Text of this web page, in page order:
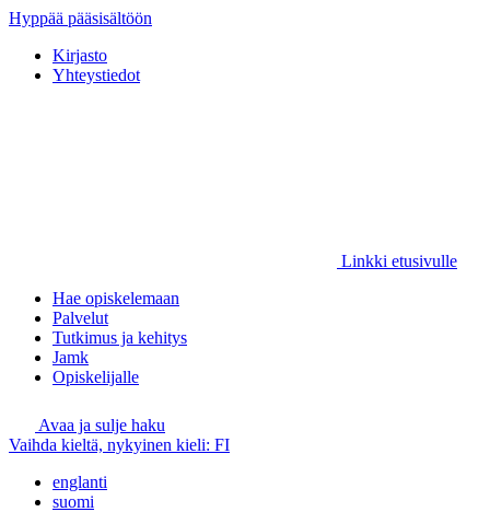
Hyppää pääsisältöön
Kirjasto
Yhteystiedot
Linkki etusivulle
Hae opiskelemaan
Palvelut
Tutkimus ja kehitys
Jamk
Opiskelijalle
Avaa ja sulje haku
Vaihda kieltä, nykyinen kieli: FI
englanti
suomi